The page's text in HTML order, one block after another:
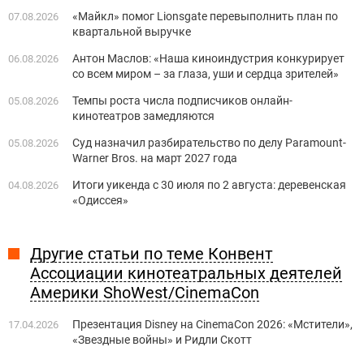
07.08.2026
«Майкл» помог Lionsgate перевыполнить план по
квартальной выручке
06.08.2026
Антон Маслов: «Наша киноиндустрия конкурирует
со всем миром – за глаза, уши и сердца зрителей»
05.08.2026
Темпы роста числа подписчиков онлайн-
кинотеатров замедляются
05.08.2026
Суд назначил разбирательство по делу Paramount-
Warner Bros. на март 2027 года
04.08.2026
Итоги уикенда с 30 июля по 2 августа: деревенская
«Одиссея»
Другие статьи по теме Конвент
Ассоциации кинотеатральных деятелей
Америки ShoWest/CinemaCon
17.04.2026
Презентация Disney на CinemaCon 2026: «Мстители»,
«Звездные войны» и Ридли Скотт